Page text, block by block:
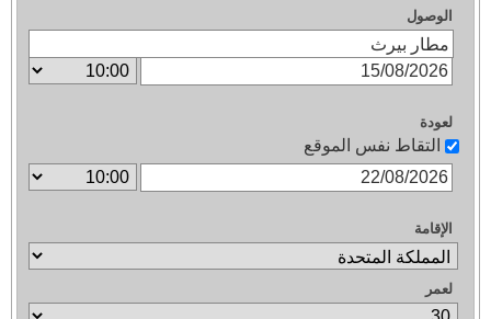
الوصول
لعودة
التقاط نفس الموقع
الإقامة
لعمر